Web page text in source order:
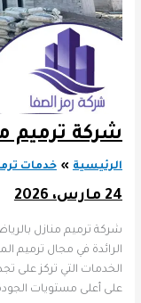
شركة ترميم
الرئيسية خدمات
24 مارس، 2026
شركة ترميم منازل
الرائدة في مجال ترميم
الخدمات التي تركز على
على أعلى مستويات